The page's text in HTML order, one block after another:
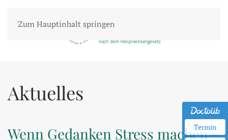
Zum Hauptinhalt springen
Aktuelles
Wenn Gedanken Stress machen –
Termin